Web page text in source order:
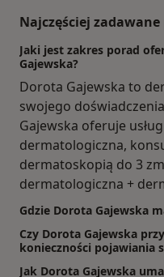
Najczęściej
Jaki jest zakres porad
Gajewska?
Dorota Gajewska to
swojego
Gajewska oferuje
dermatologiczna,
dermatoskopią do 3
dermatologiczna +
Gdzie Dorota Gajewska
Czy Dorota Gajewska
konieczności pojawiania
Jak Dorota Gajewska